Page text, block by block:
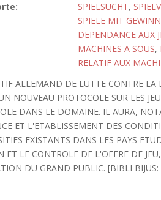
SPIELSUCHT,
SPIELE MIT
DEPENDANCE AUX
MACHINES A SOUS,
RELATIF AUX
ALLEMAND DE LUTTE CONTRE LA
NOUVEAU PROTOCOLE SUR LES
DANS LE DOMAINE. IL AURA,
ET L'ETABLISSEMENT DES
EXISTANTS DANS LES PAYS
ET LE CONTROLE DE L'OFFRE DE
DU GRAND PUBLIC. [BIBLI BIJUS: